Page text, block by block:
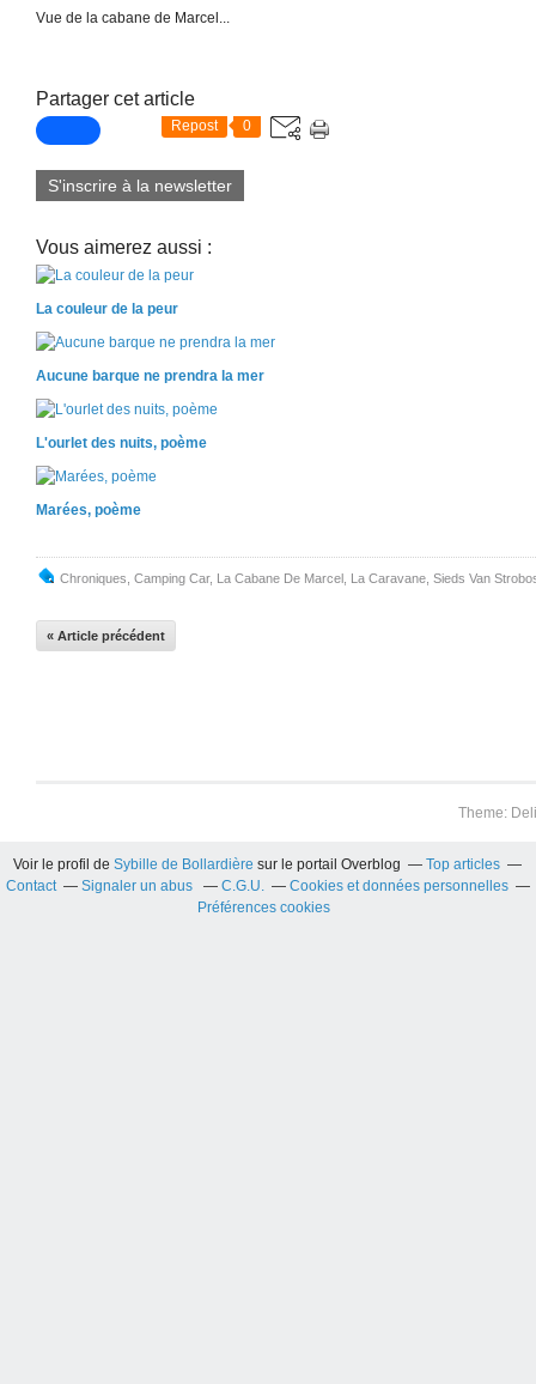
Vue de la cabane de Marcel...
Partager cet article
Repost 0
S'inscrire à la newsletter
Vous aimerez aussi :
La couleur de la peur
Aucune barque ne prendra la mer
L'ourlet des nuits, poème
Marées, poème
Chroniques Camping Car, La Cabane De Marcel La Caravane Sieds Van
« Article précédent
Theme:
Voir le profil deSybille de Bollardière sur le portail Overblog
Top articles
Contact
Signaler un abus C.G.U.
Cookies et données personnelles
Préférences cookies